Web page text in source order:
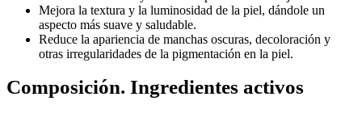
Mejora la textura y la luminosidad de la piel, dándole un
aspecto más suave y saludable.
Reduce la apariencia de manchas oscuras, decoloración y
otras irregularidades de la pigmentación en la piel.
Composición. Ingredientes activos